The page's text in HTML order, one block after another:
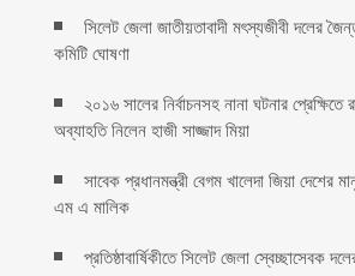
সিলেট জেলা জাতীয়তাবাদী মৎস্যজীবী দলের
কমিটি ঘোষণা
২০১৬ সালের নির্বাচনসহ নানা ঘটনার প্রেক্ষিতে
অব্যাহতি নিলেন হাজী সাজ্জাদ মিয়া
সাবেক প্রধানমন্ত্রী বেগম খালেদা জিয়া দেশের
এম এ মালিক
প্রতিষ্ঠাবার্ষিকীতে সিলেট জেলা স্বেচ্ছাসেবক